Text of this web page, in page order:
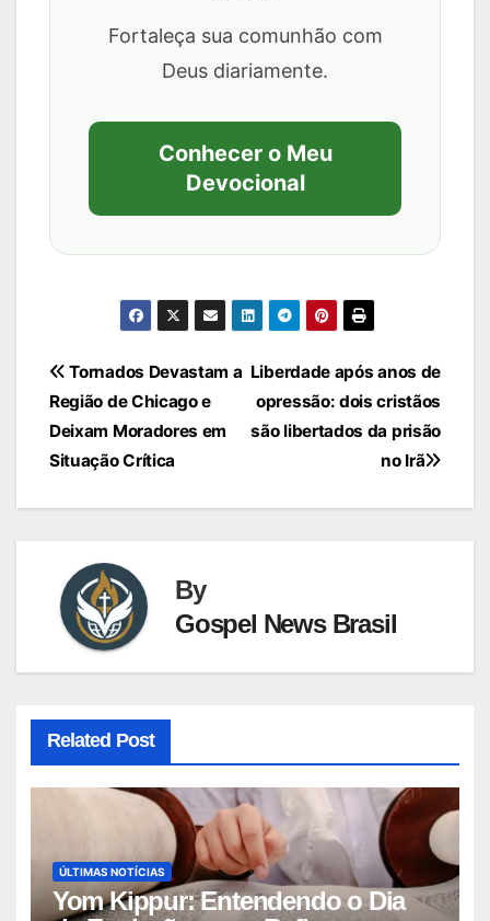
Fortaleça sua comunhão com
Deus diariamente.
Conhecer o Meu
Devocional
Navegação
de
Post
Liberdade após anos de
opressão: dois cristãos
são libertados da prisão
no Irã
Tornados Devastam a
Região de Chicago e
Deixam Moradores em
Situação Crítica
By
Gospel News Brasil
Related Post
ÚLTIMAS NOTÍCIAS
Yom Kippur: Entendendo o Dia